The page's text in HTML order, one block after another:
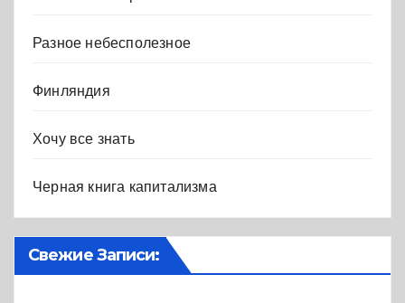
Разное небесполезное
Финляндия
Хочу все знать
Черная книга капитализма
Свежие Записи: